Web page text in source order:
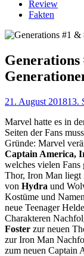
Review
Fakten
21. August 201813.
Marvel hatte es in
Seiten der Fans
Gründe: Marvel
Captain America,
welches vielen
Thor, Iron Man liegt
von Hydra und
Kostüme und
neue Teenager
Charakteren
Foster zur neuen
zur Iron Man
zum neuen Captain